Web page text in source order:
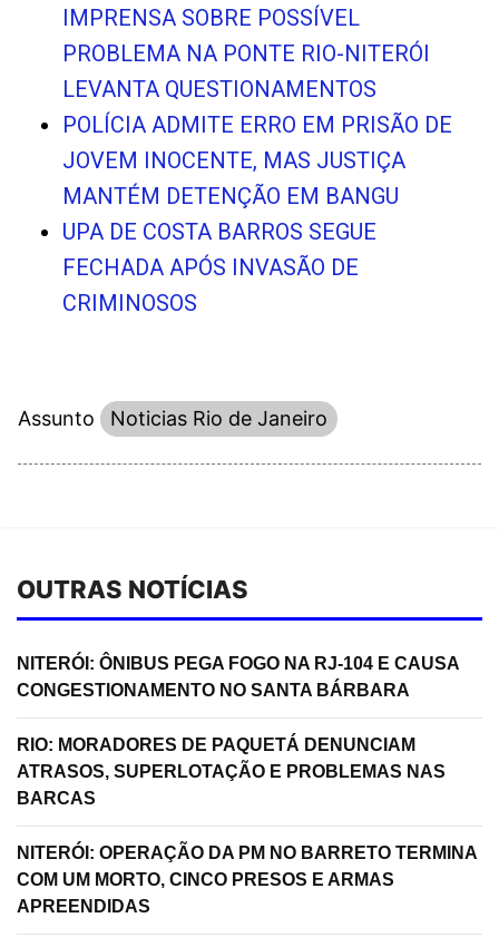
IMPRENSA SOBRE POSSÍVEL
PROBLEMA NA PONTE RIO-NITERÓI
LEVANTA QUESTIONAMENTOS
POLÍCIA ADMITE ERRO EM PRISÃO DE
JOVEM INOCENTE, MAS JUSTIÇA
MANTÉM DETENÇÃO EM BANGU
UPA DE COSTA BARROS SEGUE
FECHADA APÓS INVASÃO DE
CRIMINOSOS
Assunto Noticias Rio de Janeiro
OUTRAS NOTÍCIAS
NITERÓI: ÔNIBUS PEGA FOGO NA RJ-104 E CAUSA
CONGESTIONAMENTO NO SANTA BÁRBARA
RIO: MORADORES DE PAQUETÁ DENUNCIAM
ATRASOS, SUPERLOTAÇÃO E PROBLEMAS NAS
BARCAS
NITERÓI: OPERAÇÃO DA PM NO BARRETO TERMINA
COM UM MORTO, CINCO PRESOS E ARMAS
APREENDIDAS